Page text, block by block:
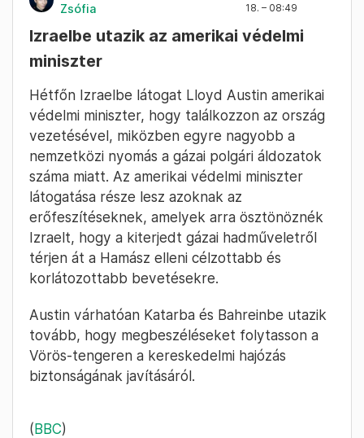
Zsófia
18. – 08:49
Izraelbe utazik az amerikai védelmi
miniszter
Hétfőn Izraelbe látogat Lloyd Austin amerikai
védelmi miniszter, hogy találkozzon az ország
vezetésével, miközben egyre nagyobb a
nemzetközi nyomás a gázai polgári áldozatok
száma miatt. Az amerikai védelmi miniszter
látogatása része lesz azoknak az
erőfeszítéseknek, amelyek arra ösztönöznék
Izraelt, hogy a kiterjedt gázai hadműveletről
térjen át a Hamász elleni célzottabb és
korlátozottabb bevetésekre.
Austin várhatóan Katarba és Bahreinbe utazik
tovább, hogy megbeszéléseket folytasson a
Vörös-tengeren a kereskedelmi hajózás
biztonságának javításáról.
(BBC)